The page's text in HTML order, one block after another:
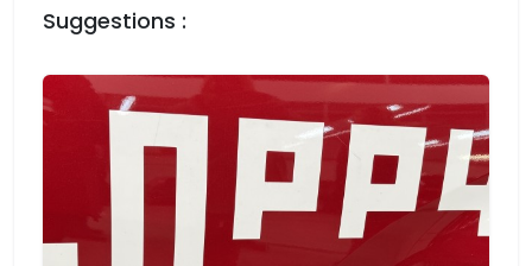
Suggestions :